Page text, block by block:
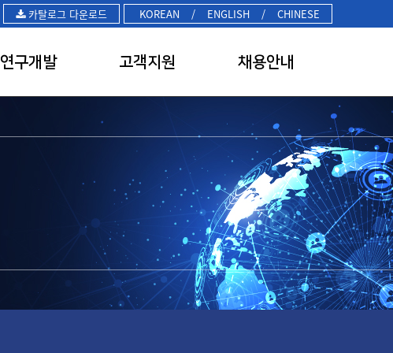
카탈로그 다운로드 KOREAN / ENGLISH / CHINESE
연구개발 고객지원 채용안내